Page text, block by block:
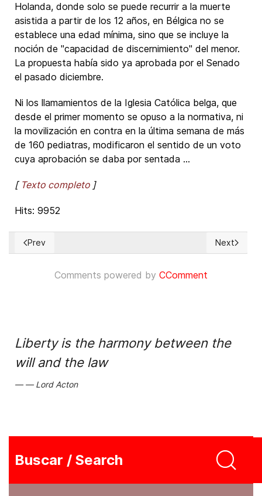
Holanda, donde solo se puede recurrir a la muerte
asistida a partir de los 12 años, en Bélgica no se
establece una edad mínima, sino que se incluye la
noción de "capacidad de discernimiento" del menor.
La propuesta había sido ya aprobada por el Senado
el pasado diciembre.
Ni los llamamientos de la Iglesia Católica belga, que
desde el primer momento se opuso a la normativa, ni
la movilización en contra en la última semana de más
de 160 pediatras, modificaron el sentido de un voto
cuya aprobación se daba por sentada ...
[ Texto completo ]
Hits: 9952
Previous article: Aumentan asesinatos de defensores de
Prev Next
Next
Comments powered by CComment
Liberty is the harmony between the
will and the law
Lord Acton
Buscar / Search